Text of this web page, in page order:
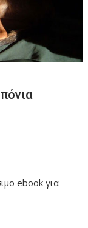
ebook για